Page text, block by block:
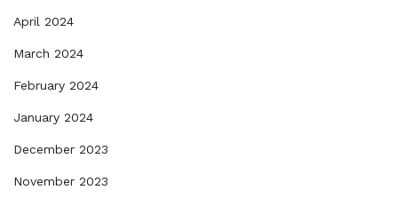
April 2024
March 2024
February 2024
January 2024
December 2023
November 2023